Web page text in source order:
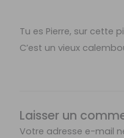
Tu es Pierre, sur cette
C’est un vieux
Laisser un
Votre adresse e-mail